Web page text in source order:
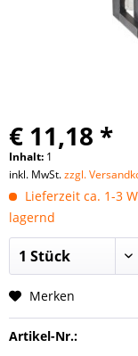
€ 11,18 *
Inhalt: 1
inkl. MwSt.zzgl.
Lieferzeit ca. 1-3
lagernd
Merken
Artikel-Nr.: